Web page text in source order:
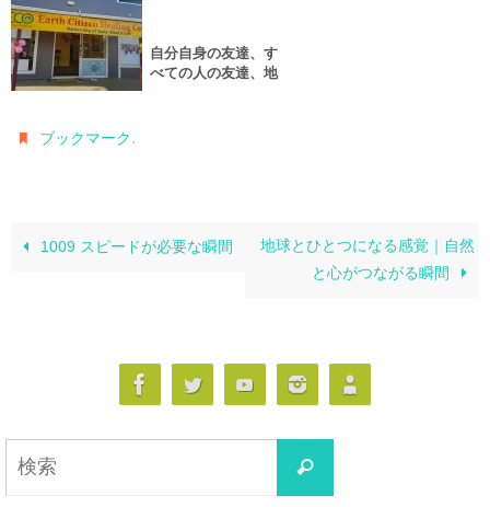
自分自身の友達、す
べての人の友達、地
ブックマーク.
1009 スピードが必要な瞬間
地球とひとつになる感覚｜自然
と心がつながる瞬間
検
索